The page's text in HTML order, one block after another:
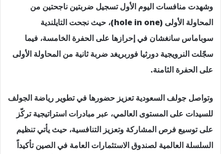
وشهدت منافسات اليوم الأول تسجيل ضربتين ناجحتين من
المحاولة الأولى (hole in one)، حيث نجحت التايلندية
سوباماس سانغشان في إحرازها على الحفرة الخامسة، فيما
سجّلت النرويجية دورثيا فوربريغد ضربة ثانية من المحاولة الأولى
على الحفرة الثامنة.
وتواصل جولف السعودية تعزيز حضورها في تطوير رياضة الجولف
للسيدات على المستوى العالمي، عبر مبادرات استراتيجية تركّز
على توسيع فرص المشاركة وتعزيز التنافسية، حيث يأتي تنظيم
السلسلة العالمية لصندوق الاستثمارات العامة في الصين تأكيداً